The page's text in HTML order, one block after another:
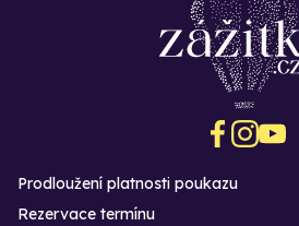
Prodloužení platnosti poukazu
Rezervace termínu